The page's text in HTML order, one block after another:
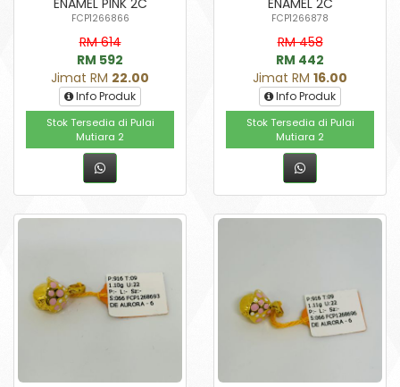
FCP1266866
RM 614
RM 592
Jimat RM 22.00
Info Produk
Stok Tersedia di Pulai
Mutiara 2
FCP1266878
RM 458
RM 442
Jimat RM 16.00
Info Produk
Stok Tersedia di Pulai
Mutiara 2